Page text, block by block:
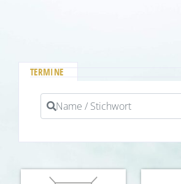
TERMINE
Name / Stichwort